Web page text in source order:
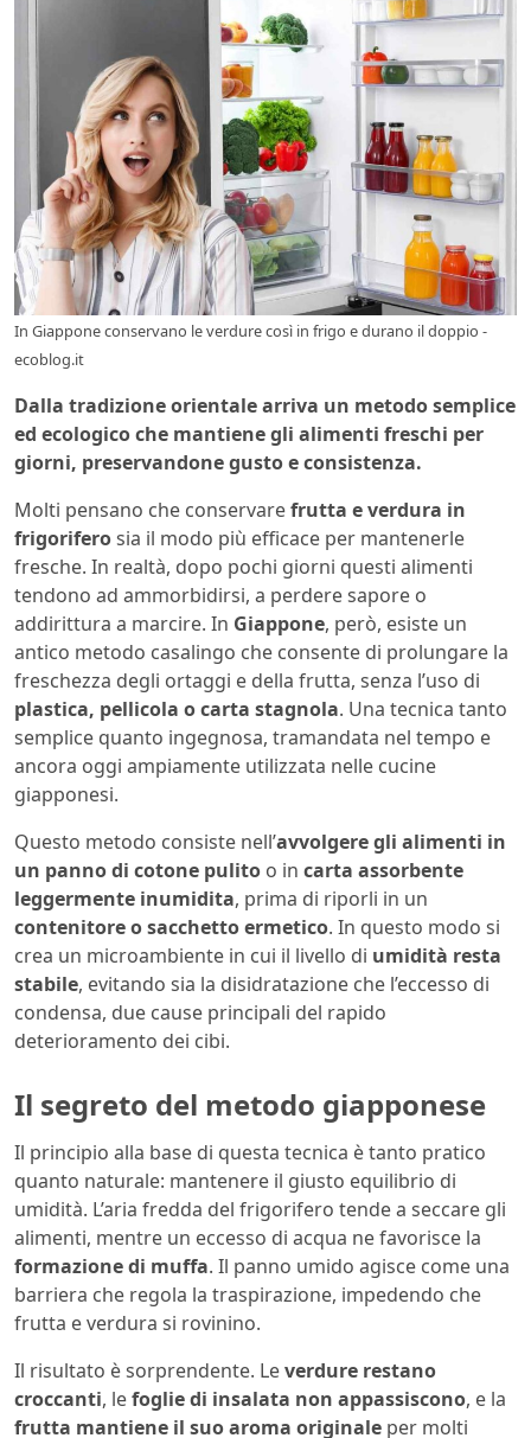
In Giappone conservano le verdure così in frigo e durano il doppio -
ecoblog.it
Dalla tradizione orientale arriva un metodo semplice
ed ecologico che mantiene gli alimenti freschi per
giorni, preservandone gusto e consistenza.
Molti pensano che conservarefrutta e verdura in
frigoriferosia il modo più efficace per mantenerle
fresche. In realtà, dopo pochi giorni questi alimenti
tendono ad ammorbidirsi, a perdere sapore o
addirittura a marcire. In Giappone, però, esiste un
antico metodo casalingo che consente di prolungare la
freschezza degli ortaggi e della frutta, senza l’uso di
plastica, pellicola o carta stagnola. Una tecnica tanto
semplice quanto ingegnosa, tramandata nel tempo e
ancora oggi ampiamente utilizzata nelle cucine
giapponesi.
Questo metodo consiste nell’avvolgere gli alimenti in
un panno di cotone pulito o in carta assorbente
leggermente inumidita, prima di riporli in un
contenitore o sacchetto ermetico. In questo modo si
crea un microambiente in cui il livello di umidità resta
stabile, evitando sia la disidratazione che l’eccesso di
condensa, due cause principali del rapido
deterioramento dei cibi.
Il segreto del metodo giapponese
Il principio alla base di questa tecnica è tanto pratico
quanto naturale: mantenere il giusto equilibrio di
umidità. L’aria fredda del frigorifero tende a seccare gli
alimenti, mentre un eccesso di acqua ne favorisce la
formazione di muffa. Il panno umido agisce come una
barriera che regola la traspirazione, impedendo che
frutta e verdura si rovinino.
Il risultato è sorprendente. Leverdure restano
croccanti, lefoglie di insalata non appassiscono, e la
frutta mantiene il suo aroma originale per molti